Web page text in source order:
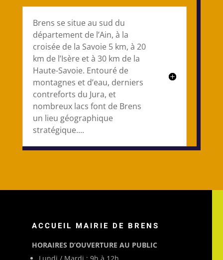
Brens se situe au sud du
département de l’Ain, à la
croisée de la Savoie 5 km, à 20
km de l’Isère et à 30 km de la
Haute-Savoie. Entouré de
montagnes et d’eau, derniers
contreforts du Jura, et
nombreux lacs font de Brens
un lieu géographique
stratégique....
ACCUEIL MAIRIE DE BRENS
HORAIRES D’OUVERTURE AU PUBLIC